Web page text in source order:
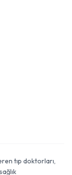
tıp doktorları,